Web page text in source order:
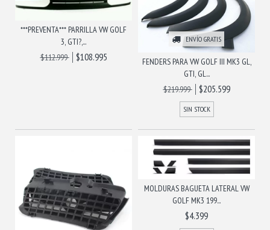
***PREVENTA*** PARRILLA VW GOLF
3, GTI?,...
$112.999
$108.995
ENVÍO GRATIS
FENDERS PARA VW GOLF III MK3 GL,
GTI, GL...
$219.999
$205.599
SIN STOCK
MOLDURAS BAGUETA LATERAL VW
GOLF MK3 199...
$4.399